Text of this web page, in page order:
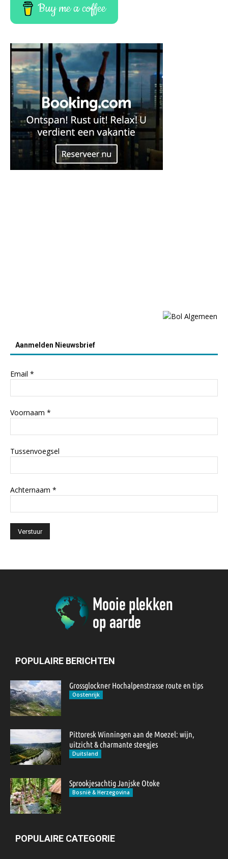
Buy me a coffee
Aanmelden Nieuwsbrief
Email *
Voornaam *
Tussenvoegsel
Achternaam *
POPULAIRE BERICHTEN
Grossglockner Hochalpenstrasse route en tips
Oostenrijk
Pittoresk Winningen aan de Moezel: wijn,
uitzicht & charmante steegjes
Duitsland
Sprookjesachtig Janjske Otoke
Bosnië & Herzegovina
POPULAIRE CATEGORIE